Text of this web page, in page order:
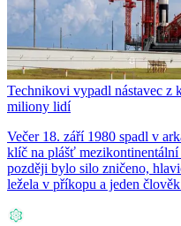
Technikovi vypadl nástavec z
miliony lidí
Večer 18. září 1980 spadl v
klíč na plášť
později bylo silo zničeno,
ležela v příkopu a jeden